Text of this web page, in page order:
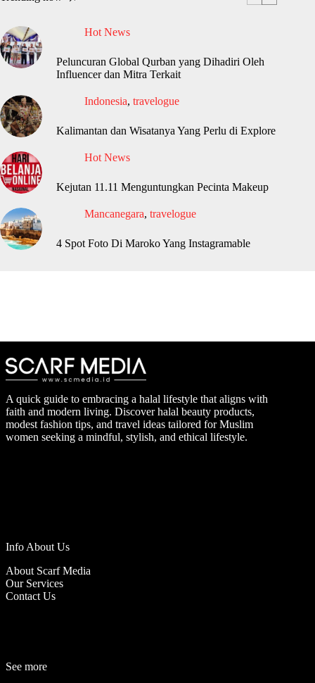
Hot News
Peluncuran Global Qurban yang Dihadiri Oleh
Influencer dan Mitra Terkait
Indonesia, travelogue
Kalimantan dan Wisatanya Yang Perlu di Explore
Hot News
Kejutan 11.11 Menguntungkan Pecinta Makeup
Mancanegara, travelogue
4 Spot Foto Di Maroko Yang Instagramable
A quick guide to embracing a halal lifestyle that aligns with
faith and modern living. Discover halal beauty products,
modest fashion tips, and travel ideas tailored for Muslim
women seeking a mindful, stylish, and ethical lifestyle.
Info About Us
About Scarf Media
Our Services
Contact Us
See more